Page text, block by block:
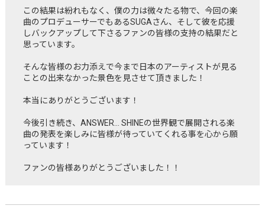
この結果は紛れもなく、僕の力は微々たる物で、今回の楽
曲のプロデューサーでもあるSUGAさん、そして彼を応援
しバックアップして下さるファンの皆様の支持の結果だと
思っています。
そんな皆様のお力添えで今まで日本のアーティストが見る
ことの出来なかった景色を見させて頂きました！
本当にありがとうございます！
今後引き続き、ANSWER… SHINEの世界観で展開される楽
曲の発表を楽しみに皆様が待っていてくれる事を心から願
っています！
ファンの皆様ありがとうございました！！